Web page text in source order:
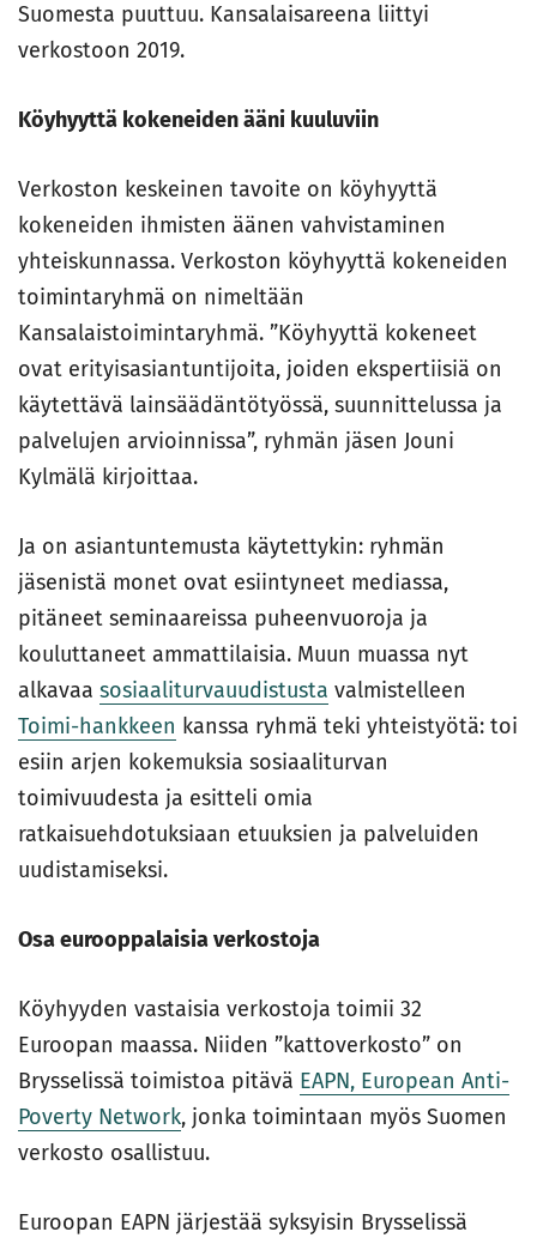
Suomesta puuttuu. Kansalaisareena liittyi
verkostoon 2019.
Köyhyyttä kokeneiden ääni kuuluviin
Verkoston keskeinen tavoite on köyhyyttä
kokeneiden ihmisten äänen vahvistaminen
yhteiskunnassa. Verkoston köyhyyttä kokeneiden
toimintaryhmä on nimeltään
Kansalaistoimintaryhmä. ”Köyhyyttä kokeneet
ovat erityisasiantuntijoita, joiden ekspertiisiä on
käytettävä lainsäädäntötyössä, suunnittelussa ja
palvelujen arvioinnissa”, ryhmän jäsen Jouni
Kylmälä kirjoittaa.
Ja on asiantuntemusta käytettykin: ryhmän
jäsenistä monet ovat esiintyneet mediassa,
pitäneet seminaareissa puheenvuoroja ja
kouluttaneet ammattilaisia. Muun muassa nyt
alkavaa sosiaaliturvauudistusta valmistelleen
Toimi-hankkeen kanssa ryhmä teki yhteistyötä: toi
esiin arjen kokemuksia sosiaaliturvan
toimivuudesta ja esitteli omia
ratkaisuehdotuksiaan etuuksien ja palveluiden
uudistamiseksi.
Osa eurooppalaisia verkostoja
Köyhyyden vastaisia verkostoja toimii 32
Euroopan maassa. Niiden ”kattoverkosto” on
Brysselissä toimistoa pitävä EAPN, European Anti-
Poverty Network, jonka toimintaan myös Suomen
verkosto osallistuu.
Euroopan EAPN järjestää syksyisin Brysselissä